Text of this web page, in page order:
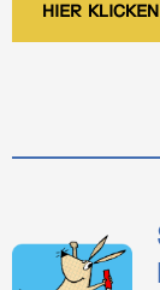
HIER KLICKEN